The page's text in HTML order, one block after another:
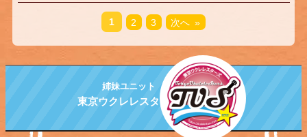
1 2 3 次へ »
姉妹ユニット
東京ウクレレスターズ